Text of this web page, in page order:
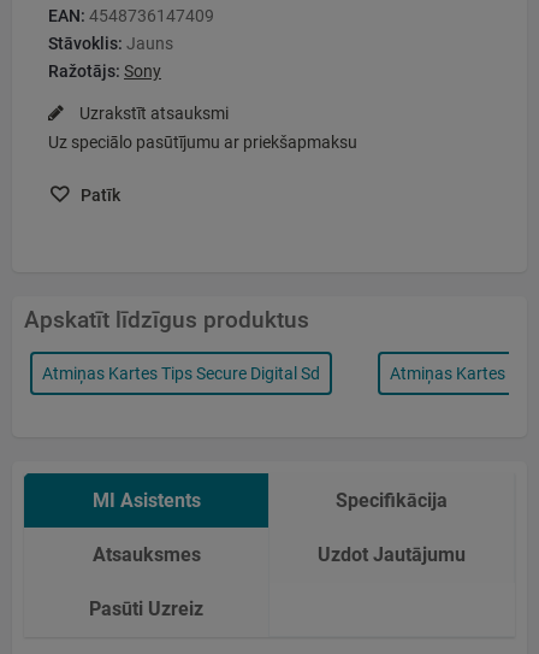
EAN: 4548736147409
Stāvoklis: Jauns
Ražotājs: Sony
Uzrakstīt atsauksmi
Uz speciālo pasūtījumu ar priekšapmaksu
Patīk
Apskatīt līdzīgus produktus
Atmiņas Kartes Tips Secure Digital Sd Atmiņas Kartes
MI Asistents Specifikācija
Atsauksmes Uzdot Jautājumu
Pasūti Uzreiz